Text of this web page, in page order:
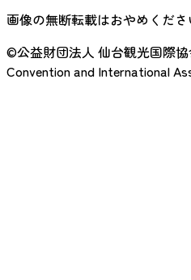
画像の無断転載はおやめくださ
©公益財団法人 仙台観光国際
Convention and International